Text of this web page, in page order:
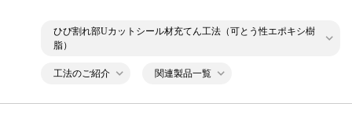
ひび割れ部Uカットシール材充てん工法（可とう性エポキシ樹
脂）
工法のご紹介 関連製品一覧